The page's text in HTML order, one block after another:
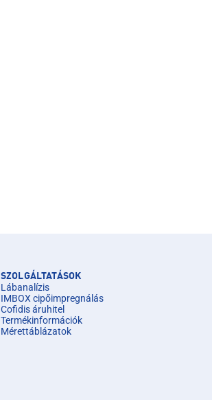
SZOLGÁLTATÁSOK
Lábanalízis
IMBOX cipőimpregnálás
Cofidis áruhitel
Termékinformációk
Mérettáblázatok